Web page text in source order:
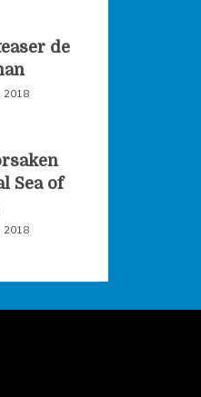
de
2018
Sea of
2018